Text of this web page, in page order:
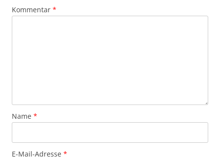
Kommentar *
Name *
E-Mail-Adresse *